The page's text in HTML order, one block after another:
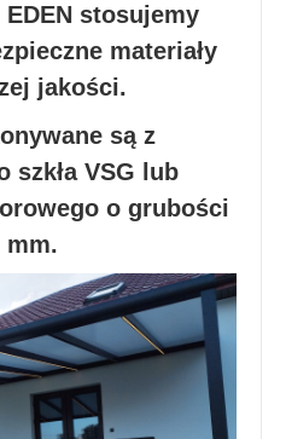
stosujemy
materiały
jakości.
są z
szkła VSG lub
o grubości
mm.